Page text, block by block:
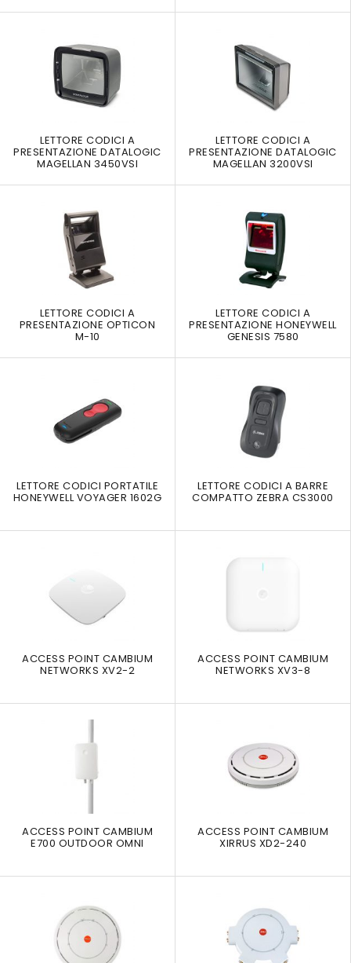
LETTORE CODICI A
PRESENTAZIONE DATALOGIC
MAGELLAN 3450VSI
LETTORE CODICI A
PRESENTAZIONE DATALOGIC
MAGELLAN 3200VSI
LETTORE CODICI A
PRESENTAZIONE OPTICON
M-10
LETTORE CODICI A
PRESENTAZIONE HONEYWELL
GENESIS 7580
LETTORE CODICI PORTATILE
HONEYWELL VOYAGER 1602G
LETTORE CODICI A BARRE
COMPATTO ZEBRA CS3000
ACCESS POINT CAMBIUM
NETWORKS XV2-2
ACCESS POINT CAMBIUM
NETWORKS XV3-8
ACCESS POINT CAMBIUM
E700 OUTDOOR OMNI
ACCESS POINT CAMBIUM
XIRRUS XD2-240